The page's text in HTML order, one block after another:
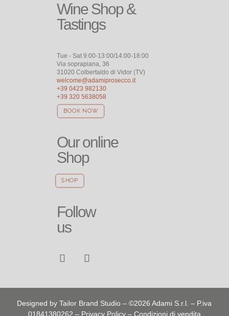
Wine Shop &
Tastings
Tue - Sat 9:00-13:00/14:00-18:00
Via soprapiana, 36
31020 Colbertaldo di Vidor (TV)
welcome@adamiprosecco.it
+39 0423 982130
+39 320 5638058
BOOK NOW
Our online
Shop
SHOP
Follow
us
Designed byTailor Brand Studio – ©2026 Adami S.r.l. – P.iva
01841380262 – Privacy Policy– Condizioni di vendita